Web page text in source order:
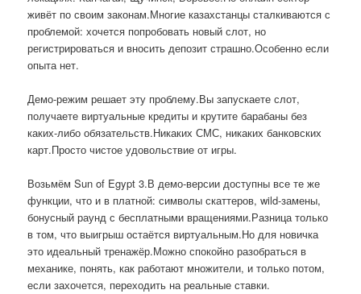
живёт по своим законам.Многие казахстанцы сталкиваются с
проблемой: хочется попробовать новый слот, но
регистрироваться и вносить депозит страшно.Особенно если
опыта нет.
Демо-режим решает эту проблему.Вы запускаете слот,
получаете виртуальные кредиты и крутите барабаны без
каких-либо обязательств.Никаких СМС, никаких банковских
карт.Просто чистое удовольствие от игры.
Возьмём Sun of Egypt 3.В демо-версии доступны все те же
функции, что и в платной: символы скаттеров, wild-замены,
бонусный раунд с бесплатными вращениями.Разница только
в том, что выигрыш остаётся виртуальным.Но для новичка
это идеальный тренажёр.Можно спокойно разобраться в
механике, понять, как работают множители, и только потом,
если захочется, переходить на реальные ставки.